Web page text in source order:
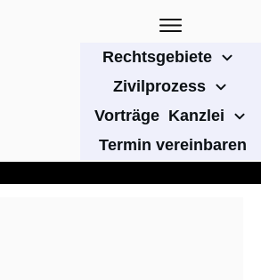
Rechtsgebiete
Zivilprozess
Vorträge Kanzlei
Termin vereinbaren